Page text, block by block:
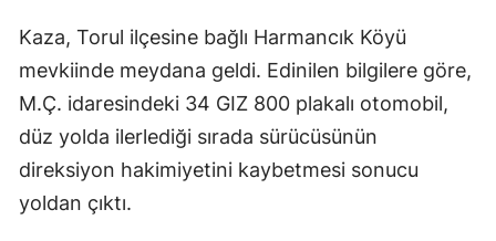
Kaza, Torul ilçesine bağlı Harmancık Köyü
mevkiinde meydana geldi. Edinilen bilgilere göre,
M.Ç. idaresindeki 34 GIZ 800 plakalı otomobil,
düz yolda ilerlediği sırada sürücüsünün
direksiyon hakimiyetini kaybetmesi sonucu
yoldan çıktı.